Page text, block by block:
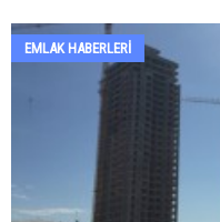
EMLAK HABERLERI